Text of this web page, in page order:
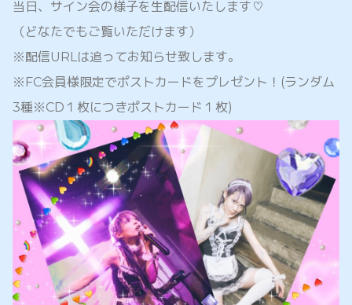
当日、サイン会の様子を生配信いたします ♡
（どなたでもご覧いただけます）
※配信URLは追ってお知らせ致します。
※FC会員様限定でポストカードをプレゼント！(ランダム
3種※CD１枚につきポストカード１枚)